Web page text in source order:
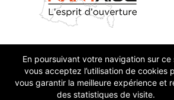
COORDONNÉES
Siège social
En poursuivant votre navigation sur ce
vous acceptez l’utilisation de cookies
vous garantir la meilleure expérience et
des statistiques de visite.